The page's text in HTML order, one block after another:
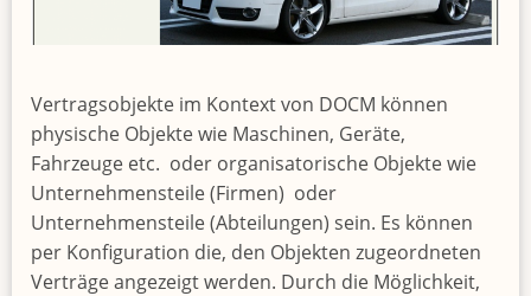
Vertragsobjekte im Kontext von DOCM können
physische Objekte wie Maschinen, Geräte,
Fahrzeuge etc. oder organisatorische Objekte wie
Unternehmensteile (Firmen) oder
Unternehmensteile (Abteilungen) sein. Es können
per Konfiguration die, den Objekten zugeordneten
Verträge angezeigt werden. Durch die Möglichkeit,